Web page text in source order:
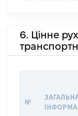
6. Цінне
№